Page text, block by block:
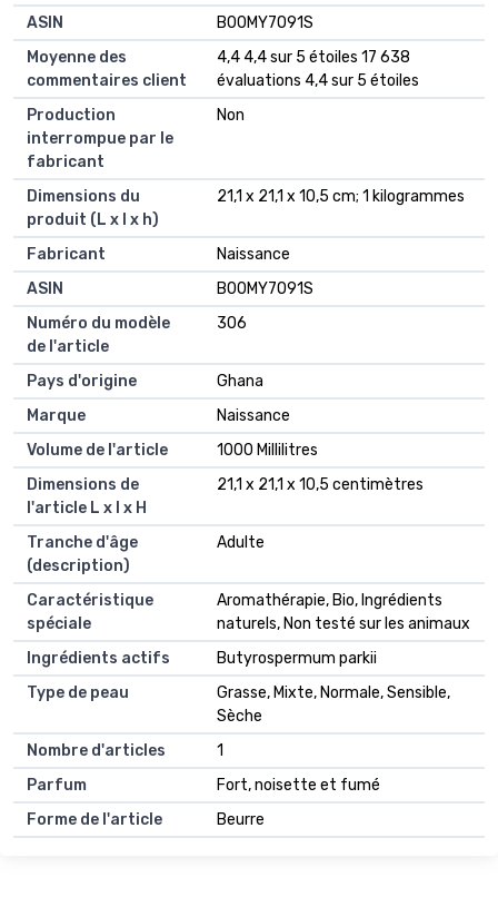
ASIN
‎B00MY7O91S
Moyenne des
commentaires client
4,4 4,4 sur 5 étoiles 17 638
évaluations 4,4 sur 5 étoiles
Production
interrompue par le
fabricant
Non
Dimensions du
produit (L x l x h)
21,1 x 21,1 x 10,5 cm; 1 kilogrammes
Fabricant
Naissance
ASIN
B00MY7O91S
Numéro du modèle
de l'article
306
Pays d'origine
Ghana
Marque
Naissance
Volume de l'article
1000 Millilitres
Dimensions de
l'article L x l x H
21,1 x 21,1 x 10,5 centimètres
Tranche d'âge
(description)
Adulte
Caractéristique
spéciale
Aromathérapie, Bio, Ingrédients
naturels, Non testé sur les animaux
Ingrédients actifs
Butyrospermum parkii
Type de peau
Grasse, Mixte, Normale, Sensible,
Sèche
Nombre d'articles
1
Parfum
Fort, noisette et fumé
Forme de l'article
Beurre